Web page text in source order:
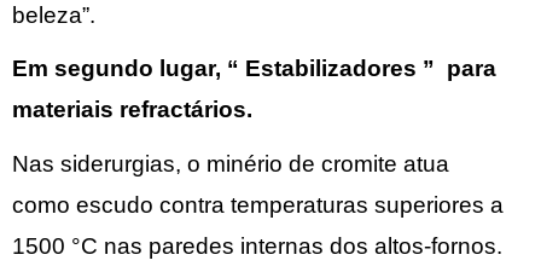
beleza”.
Em segundo lugar, “ Estabilizadores ” para
materiais refractários.
Nas siderurgias, o minério de cromite atua
como escudo contra temperaturas superiores a
1500 °C nas paredes internas dos altos-fornos.